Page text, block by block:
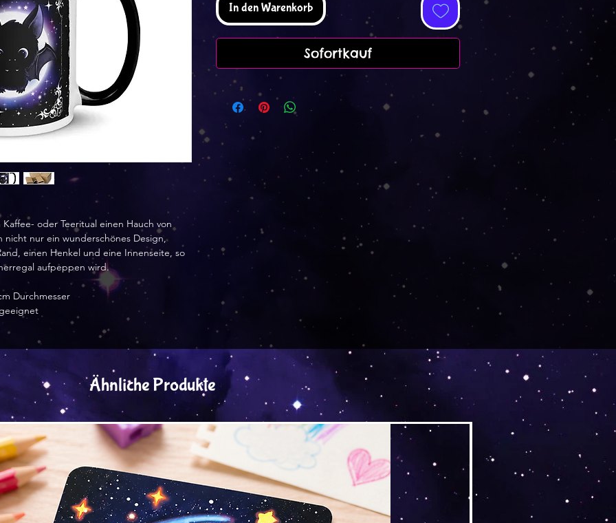
oder Teeritual einen Hauch von
nur ein wunderschönes Design,
einen Henkel und eine Innenseite, so
aufpeppen wird.
Durchmesser
In den Warenkorb
Sofortkauf
Ähnliche Produkte
Versand by Tiny Tami